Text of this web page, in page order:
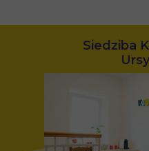
Siedziba